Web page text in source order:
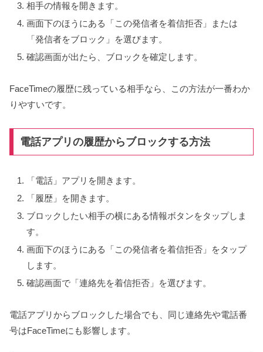
相手の情報を開きます。
画面下のほうにある「この発信者を着信拒否」または
「発信者をブロック」を選びます。
確認画面が出たら、ブロックを確定します。
FaceTimeの履歴に残っている相手なら、この方法が一番わか
りやすいです。
電話アプリの履歴からブロックする方法
「電話」アプリを開きます。
「履歴」を開きます。
ブロックしたい相手の横にある情報ボタンをタップしま
す。
画面下のほうにある「この発信者を着信拒否」をタップ
します。
確認画面で「連絡先を着信拒否」を選びます。
電話アプリからブロックした場合でも、同じ連絡先や電話番
号はFaceTimeにも影響します。